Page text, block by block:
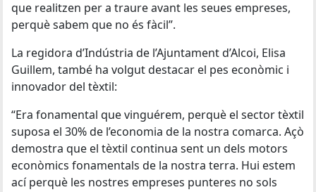
que realitzen per a traure avant les seues empreses,
perquè sabem que no és fàcil”.
La regidora d’Indústria de l’Ajuntament d’Alcoi, Elisa
Guillem, també ha volgut destacar el pes econòmic i
innovador del tèxtil:
“Era fonamental que vinguérem, perquè el sector tèxtil
suposa el 30% de l’economia de la nostra comarca. Açò
demostra que el tèxtil continua sent un dels motors
econòmics fonamentals de la nostra terra. Hui estem
ací perquè les nostres empreses punteres no sols